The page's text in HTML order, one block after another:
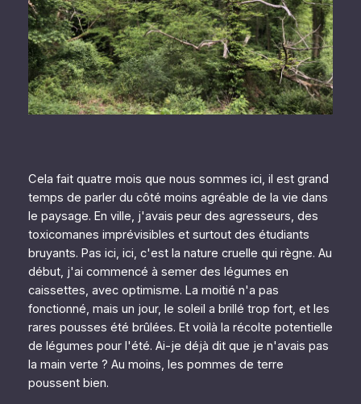
Cela fait quatre mois que nous sommes ici, il est grand
temps de parler du côté moins agréable de la vie dans
le paysage. En ville, j'avais peur des agresseurs, des
toxicomanes imprévisibles et surtout des étudiants
bruyants. Pas ici, ici, c'est la nature cruelle qui règne. Au
début, j'ai commencé à semer des légumes en
caissettes, avec optimisme. La moitié n'a pas
fonctionné, mais un jour, le soleil a brillé trop fort, et les
rares pousses été brûlées. Et voilà la récolte potentielle
de légumes pour l'été. Ai-je déjà dit que je n'avais pas
la main verte ? Au moins, les pommes de terre
poussent bien.